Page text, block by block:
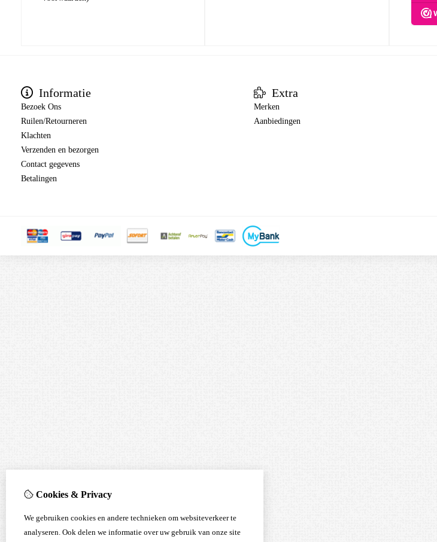
Informatie
Bezoek Ons
Ruilen/Retourneren
Klachten
Verzenden en bezorgen
Contact gegevens
Betalingen
Extra
Merken
Aanbiedingen
Cookies & Privacy
We gebruiken cookies en andere technieken om websiteverkeer te
analyseren. Ook delen we informatie over uw gebruik van onze site